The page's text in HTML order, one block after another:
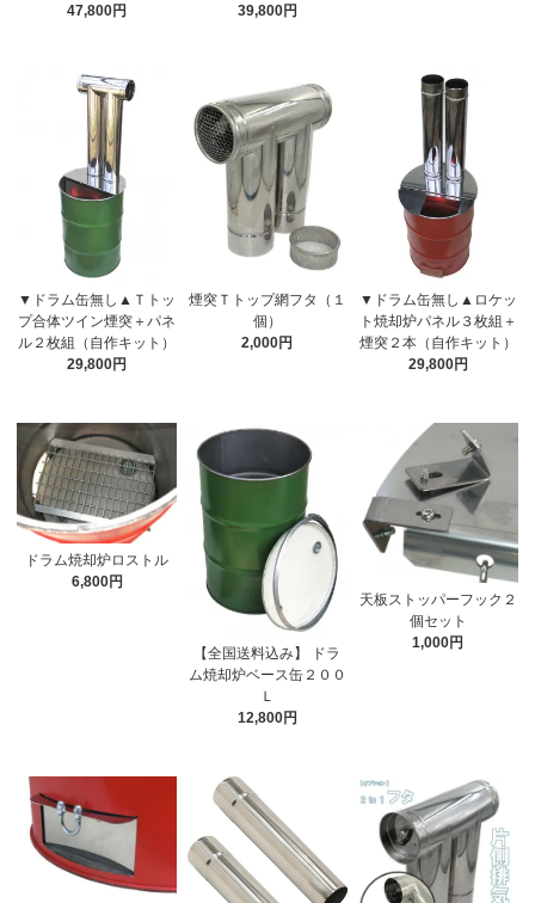
47,800円
39,800円
▼ドラム缶無し▲Ｔトッ
プ合体ツイン煙突＋パネ
ル２枚組（自作キット）
29,800円
煙突Ｔトップ網フタ（１
個）
2,000円
▼ドラム缶無し▲ロケッ
ト焼却炉パネル３枚組＋
煙突２本（自作キット）
29,800円
ドラム焼却炉ロストル
6,800円
【全国送料込み】 ドラ
ム焼却炉ベース缶２００
Ｌ
12,800円
天板ストッパーフック２
個セット
1,000円